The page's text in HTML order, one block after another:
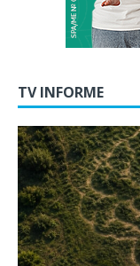
TV INFORME